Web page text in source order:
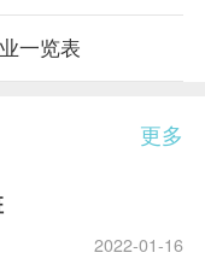
一览表
更多
2022-01-16